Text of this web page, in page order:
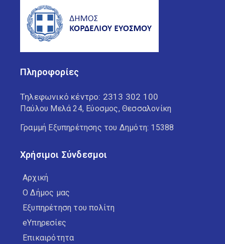
Πληροφορίες
Τηλεφωνικό κέντρο: 2313 302 100
Παύλου Μελά 24, Εύοσμος, Θεσσαλονίκη
Γραμμή Εξυπηρέτησης του Δημότη: 15388
Χρήσιμοι Σύνδεσμοι
Αρχική
Ο Δήμος μας
Εξυπηρέτηση του πολίτη
eΥπηρεσίες
Επικαιρότητα